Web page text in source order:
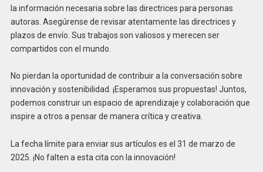
la información necesaria sobre las directrices para personas
autoras. Asegúrense de revisar atentamente las directrices y
plazos de envío. Sus trabajos son valiosos y merecen ser
compartidos con el mundo.
No pierdan la oportunidad de contribuir a la conversación sobre
innovación y sostenibilidad. ¡Esperamos sus propuestas! Juntos,
podemos construir un espacio de aprendizaje y colaboración que
inspire a otros a pensar de manera crítica y creativa.
La fecha límite para enviar sus artículos es el 31 de marzo de
2025. ¡No falten a esta cita con la innovación!